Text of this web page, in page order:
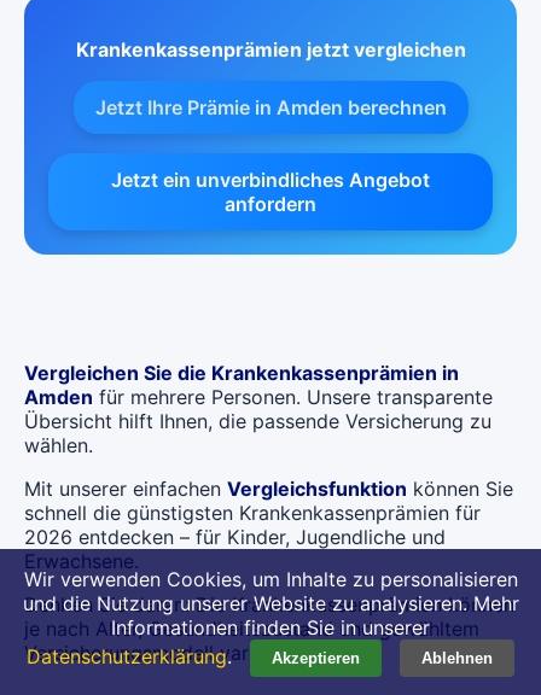
Krankenkassenprämien jetzt vergleichen
Jetzt Ihre Prämie in Amden berechnen
Jetzt ein unverbindliches Angebot
anfordern
Vergleichen Sie die Krankenkassenprämien in
Amden für mehrere Personen. Unsere transparente
Übersicht hilft Ihnen, die passende Versicherung zu
wählen.
Mit unserer einfachen Vergleichsfunktion können Sie
schnell die günstigsten Krankenkassenprämien für
2026 entdecken – für Kinder, Jugendliche und
Erwachsene.
Denken Sie daran: Die Krankenkassenprämien können
je nach Alter, Gesundheitszustand und gewähltem
Versicherungsmodell variieren.
Wir verwenden Cookies, um Inhalte zu personalisieren
und die Nutzung unserer Website zu analysieren. Mehr
Informationen finden Sie in unserer
Datenschutzerklärung. Akzeptieren Ablehnen